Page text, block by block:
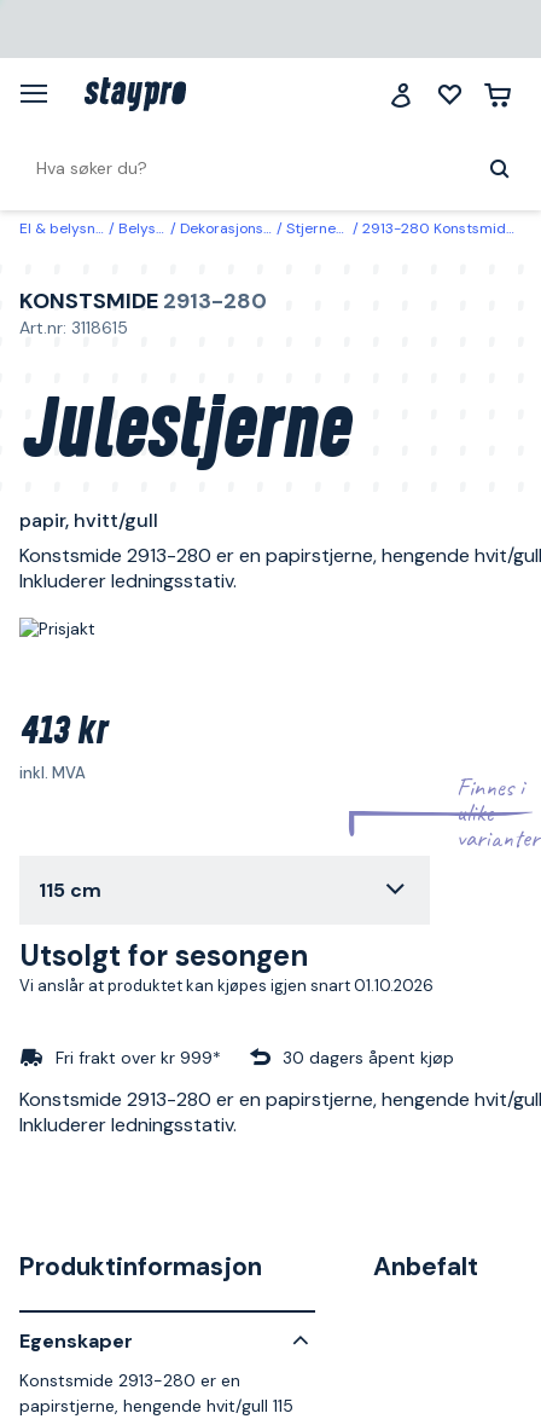
El & belysning Belysning Dekorasjonsbelysning Stjerner & kranser 2913-280 Konstsmide Julestjerne papir, hvitt/gull 115 cm
KONSTSMIDE 2913-280
Art.nr: 3118615
Julestjerne
papir, hvitt/gull
Konstsmide 2913-280 er en papirstjerne, hengende hvit/gull
Inkluderer ledningsstativ.
413 kr
inkl. MVA
Finnes i
ulike
varianter
115 cm
Utsolgt for sesongen
Vi anslår at produktet kan kjøpes igjen snart 01.10.2026
Fri frakt over kr 999* 30 dagers åpent kjøp
Konstsmide 2913-280 er en papirstjerne, hengende hvit/gull
Inkluderer ledningsstativ.
Produktinformasjon
Egenskaper
Konstsmide 2913-280 er en
papirstjerne, hengende hvit/gull 115
Anbefalt